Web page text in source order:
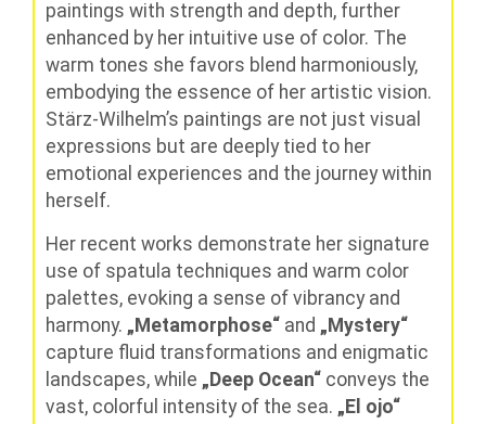
paintings with strength and depth, further
enhanced by her intuitive use of color. The
warm tones she favors blend harmoniously,
embodying the essence of her artistic vision.
Stärz-Wilhelm’s paintings are not just visual
expressions but are deeply tied to her
emotional experiences and the journey within
herself.
Her recent works demonstrate her signature
use of spatula techniques and warm color
palettes, evoking a sense of vibrancy and
harmony. „Metamorphose“ and „Mystery“
capture fluid transformations and enigmatic
landscapes, while „Deep Ocean“ conveys the
vast, colorful intensity of the sea. „El ojo“